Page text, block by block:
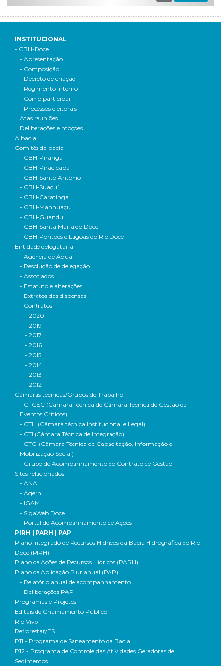
INSTITUCIONAL
- CBH-Doce
- Apresentação
- Composição
- Decreto de criação
- Regimento interno
- Como participar
- Processos eleitorais
Atas reuniões
Deliberações e moçoes
A bacia
Comitês da bacia
- CBH-Piranga
- CBH-Piracicaba
- CBH-Santo Antônio
- CBH-Suaçuí
- CBH-Caratinga
- CBH-Manhuaçu
- CBH-Guandu
- CBH-Santa Maria do Doce
- CBH-Pontões e Lagoas do Rio Doce
Entidade delegatária
- Agência de Água
- Resolução de delegação
- Associados
- Estatuto e alterações
- Extratos das dispensas
- Contratos
- 2020
- 2019
- 2017
- 2016
- 2015
- 2014
- 2013
- 2012
Câmaras técnicas/Grupos de Trabalho
- CTGEC (Câmara Técnica de Câmara Técnica de Gestão de
Eventos Críticos)
- CTIL (Câmara técnica Institucional e Legal)
- CTI (Câmara Técnica de Integração)
- CTCI (Câmara Técnica de Capacitação, Informação e
Mobilização Social)
- Grupo de Acompanhamento do Contrato de Gestão
Sites relacionados
- ANA
- Agerh
- IGAM
- SigaWeb Doce
- Portal de Acompanhamento de Ações
PIRH | PARH | PAP
Plano Integrado de Recursos Hídricos da Bacia Hidrográfica do Rio
Doce (PIRH)
Plano de Ações de Recursos Hídricos (PARH)
Plano de Aplicação Plurianual (PAP)
- Relatório anual de acompanhamento
- Deliberações PAP
Programas e Projetos
Editais de Chamamento Público
Rio Vivo
Reflorestar/ES
P11 - Programa de Saneamento da Bacia
P12 - Programa de Controle das Atividades Geradoras de
Sedimentos